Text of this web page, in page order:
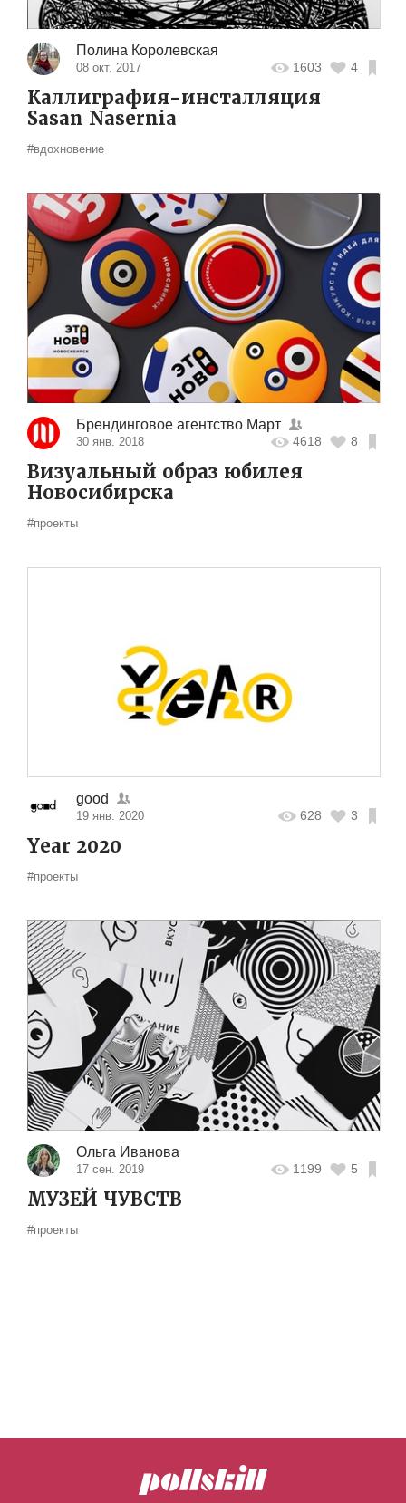
Полина Королевская
08 окт. 2017 1603 4
Каллиграфия-инсталляция
Sasan Nasernia
#вдохновение
Брендинговое агентство Март
30 янв. 2018 4618 8
Визуальный образ юбилея
Новосибирска
#проекты
good
19 янв. 2020 628 3
Year 2020
#проекты
Ольга Иванова
17 сен. 2019 1199 5
МУЗЕЙ ЧУВСТВ
#проекты